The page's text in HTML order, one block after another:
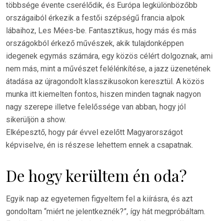
többsége évente cserélődik, és Európa legkülönbözőbb
országaiból érkezik a festői szépségű francia alpok
lábaihoz, Les Mées-be. Fantasztikus, hogy más és más
országokból érkező művészek, akik tulajdonképpen
idegenek egymás számára, egy közös célért dolgoznak, ami
nem más, mint a művészet felélénkítése, a jazz üzenetének
átadása az újragondolt klasszikusokon keresztül. A közös
munka itt kiemelten fontos, hiszen minden tagnak nagyon
nagy szerepe illetve felelőssége van abban, hogy jól
sikerüljön a show.
Elképesztő, hogy pár évvel ezelőtt Magyarországot
képviselve, én is részese lehettem ennek a csapatnak.
De hogy kerültem én oda?
Egyik nap az egyetemen figyeltem fel a kiírásra, és azt
gondoltam “miért ne jelentkeznék?”, így hát megpróbáltam.